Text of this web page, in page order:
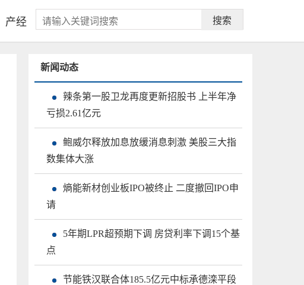
产经 搜索
新闻动态
辣条第一股卫龙再度更新招股书 上半年净
亏损2.61亿元
鲍威尔释放加息放缓消息刺激 美股三大指
数集体大涨
熵能新材创业板IPO被终止 二度撤回IPO申
请
5年期LPR超预期下调 房贷利率下调15个基
点
节能铁汉联合体185.5亿元中标承德滦平段